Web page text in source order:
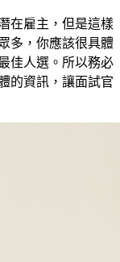
在雇主，但是這樣
多，你應該很具體
佳人選。所以務必
的資訊，讓面試官